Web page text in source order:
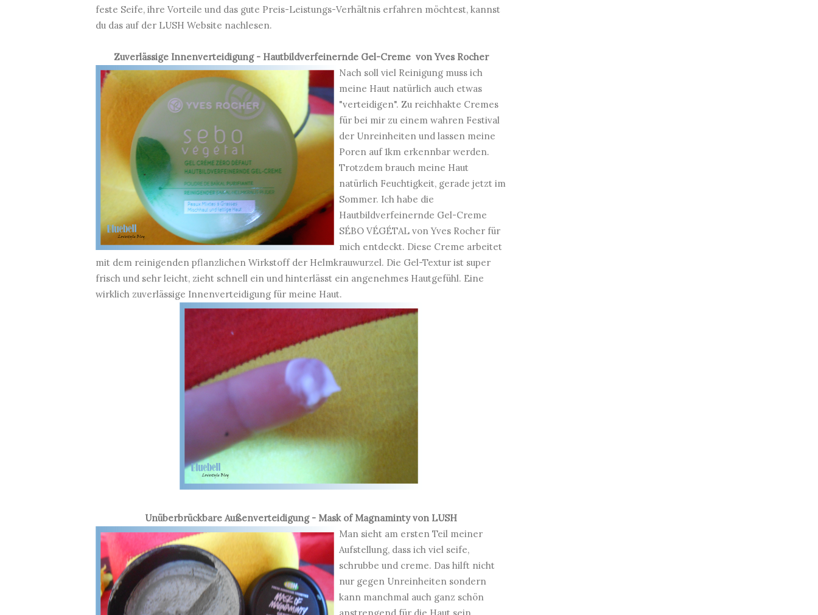
feste Seife, ihre Vorteile und das gute Preis-Leistungs-Verhältnis erfahren möchtest, kannst
du das auf der LUSH Website nachlesen.
Zuverlässige Innenverteidigung - Hautbildverfeinernde Gel-Cremevon Yves Rocher
Nach soll viel Reinigung muss ich
meine Haut natürlich auch etwas
"verteidigen". Zu reichhakte Cremes
für bei mir zu einem wahren Festival
der Unreinheiten und lassen meine
Poren auf 1km erkennbar werden.
Trotzdem brauch meine Haut
natürlich Feuchtigkeit, gerade jetzt im
Sommer. Ich habe die
Hautbildverfeinernde Gel-Creme
SÉBO VÉGÉTAL von Yves Rocher für
mich entdeckt. Diese Creme arbeitet
mit dem reinigenden pflanzlichen Wirkstoff der Helmkrauwurzel. Die Gel-Textur ist super
frisch und sehr leicht, zieht schnell ein und hinterlässt ein angenehmes Hautgefühl. Eine
wirklich zuverlässige Innenverteidigung für meine Haut.
Unüberbrückbare Außenverteidigung - Mask of Magnamintyvon LUSH
Man sieht am ersten Teil meiner
Aufstellung, dass ich viel seife,
schrubbe und creme. Das hilft nicht
nur gegen Unreinheiten sondern
kann manchmal auch ganz schön